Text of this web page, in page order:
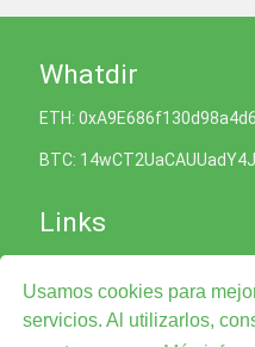
Usamos cookies para
servicios. Al utilizarlos,
Whatdir
ETH:
BTC:
Links
Política de Privacidad
Términos y condiciones del